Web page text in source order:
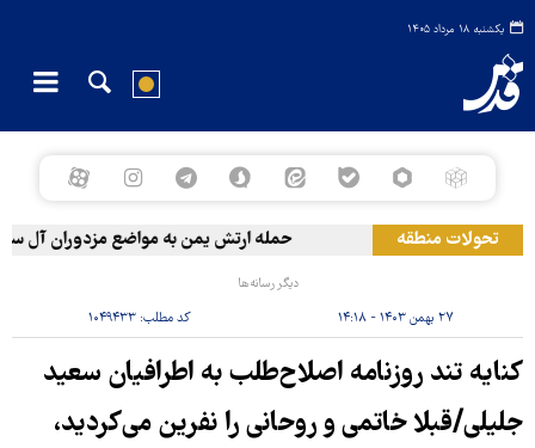
یکشنبه ۱۸ مرداد ۱۴۰۵
تحولات منطقه حمله ارتش یمن به مواضع مزدوران آل سعود
دیگر رسانه‌ها
۲۷ بهمن ۱۴۰۳ - ۱۴:۱۸ کد مطلب: ۱۰۴۹۴۳۳
کنایه تند روزنامه اصلاح‌طلب به اطرافیان سعید
جلیلی/قبلا خاتمی و روحانی را نفرین می‌کردید،